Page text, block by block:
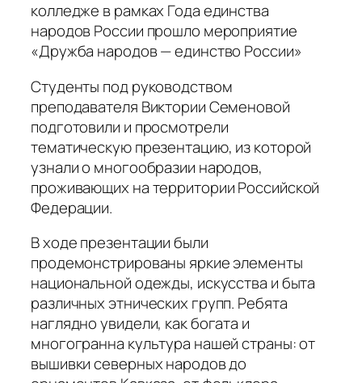
колледже в рамках Года единства
народов России прошло мероприятие
«Дружба народов — единство России»
Студенты под руководством
преподавателя Виктории Семеновой
подготовили и просмотрели
тематическую презентацию, из которой
узнали о многообразии народов,
проживающих на территории Российской
Федерации.
В ходе презентации были
продемонстрированы яркие элементы
национальной одежды, искусства и быта
различных этнических групп. Ребята
наглядно увидели, как богата и
многогранна культура нашей страны: от
вышивки северных народов до